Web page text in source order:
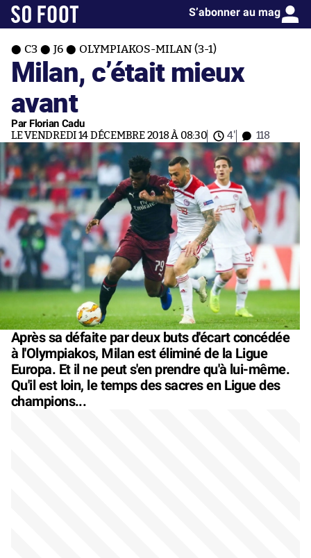
S’abonner au mag
C3 J6 OLYMPIAKOS-MILAN (3-1)
Milan, c’était mieux
avant
Par Florian Cadu
LE VENDREDI 14 DÉCEMBRE 2018 À 08:30 4' 118
Après sa défaite par deux buts d'écart concédée
à l'Olympiakos, Milan est éliminé de la Ligue
Europa. Et il ne peut s'en prendre qu'à lui-même.
Qu'il est loin, le temps des sacres en Ligue des
champions...